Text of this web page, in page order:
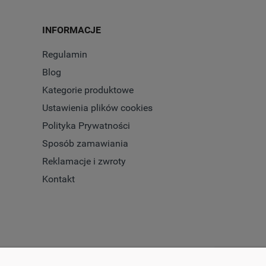
INFORMACJE
Regulamin
Blog
Kategorie produktowe
Ustawienia plików cookies
Polityka Prywatności
Sposób zamawiania
Reklamacje i zwroty
Kontakt